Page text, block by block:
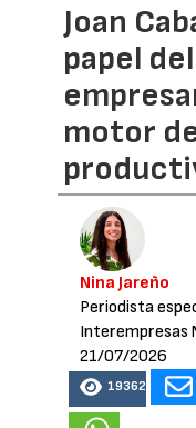
Joan
papel
motor
Nina Jareño
Periodista
Interempresas
21/07/2026
19362